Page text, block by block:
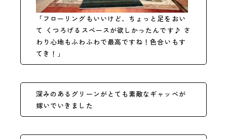
「フローリングもいいけど、ちょっと足をおい
て くつろげるスペースが欲しかったんです♪ さ
わり心地もふわふわで最高ですね！色合いもす
てき！」
深みのあるグリーンがとても素敵なギャッベが
嫁いでいきました